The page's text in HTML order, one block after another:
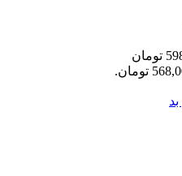
قیمت اصلی: 598,000 تومان